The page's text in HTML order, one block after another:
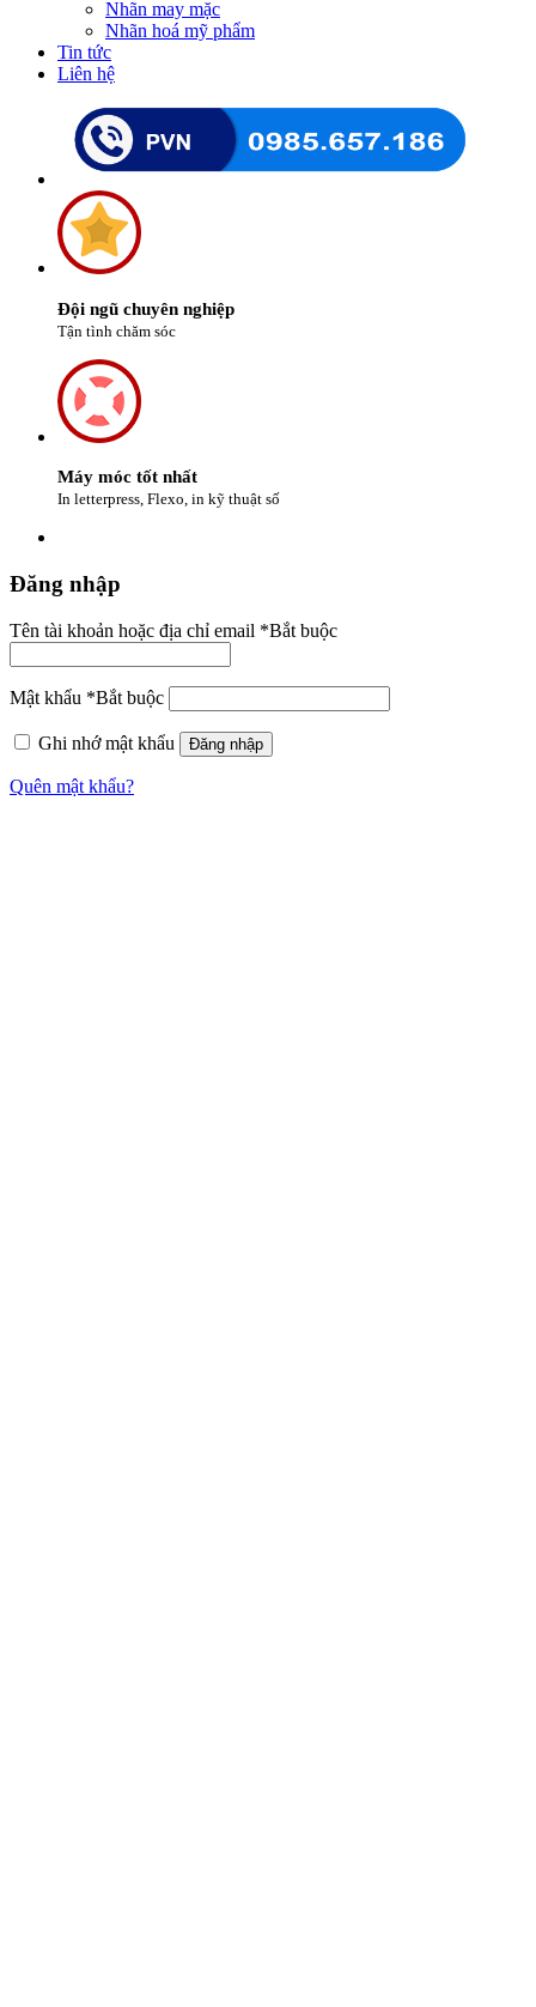
Nhãn may mặc
Nhãn hoá mỹ phẩm
Tin tức
Liên hệ
Đội ngũ chuyên nghiệp
Tận tình chăm sóc
Máy móc tốt nhất
In letterpress, Flexo, in kỹ thuật số
Đăng nhập
Tên tài khoản hoặc địa chỉ email *Bắt buộc
Mật khẩu *Bắt buộc
Ghi nhớ mật khẩu Đăng nhập
Quên mật khẩu?